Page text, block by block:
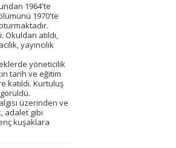
1964'te
1970'te
Okuldan atıldı,
yayıncılık
yöneticilik
tarih ve eğitim
katıldı. Kurtuluş
üzerinden ve
adalet gibi
kuşaklara